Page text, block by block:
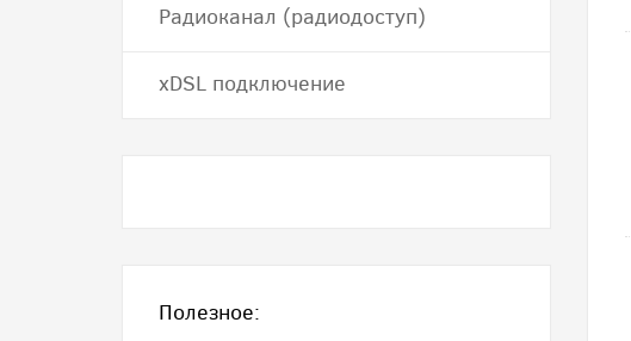
Радиоканал (радиодоступ)
хDSL подключение
Полезное: